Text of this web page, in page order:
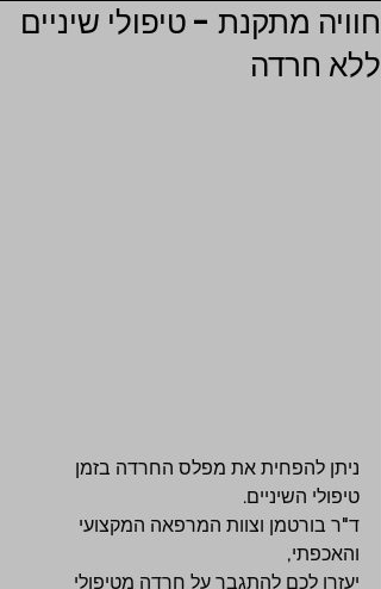
חוויה מתקנת - טיפולי שיניים
ללא חרדה
ניתן להפחית את מפלס החרדה בזמן
טיפולי השיניים.
ד"ר בורטמן וצוות המרפאה המקצועי
והאכפתי,
יעזרו לכם להתגבר על חרדה מטיפולי